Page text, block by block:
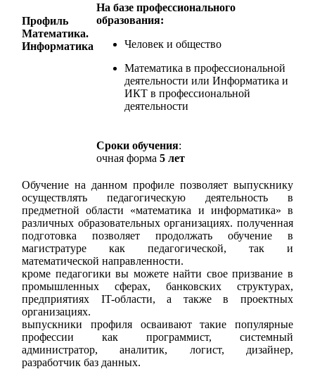
Профиль
Математика.
Информатика
На базе профессионального
образования:
Человек и общество
Математика в профессиональной
деятельности или Информатика и
ИКТ в профессиональной
деятельности
Сроки обучения:
очная форма 5 лет
Обучение на данном профиле позволяет выпускнику
осуществлять педагогическую деятельность в
предметной области «математика и информатика» в
различных образовательных организациях. полученная
подготовка позволяет продолжать обучение в
магистратуре как педагогической, так и
математической направленности.
кроме педагогики вы можете найти свое призвание в
промышленных сферах, банковских структурах,
предприятиях IT-области, а также в проектных
организациях.
выпускники профиля осваивают такие популярные
профессии как программист, системный
администратор, аналитик, логист, дизайнер,
разработчик баз данных.